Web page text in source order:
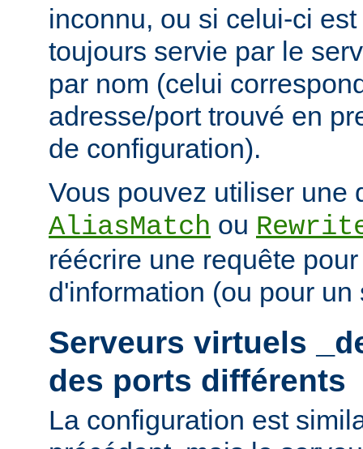
inconnu, ou si celui-ci
toujours servie par le
par nom (celui
adresse/port trouvé en
de configuration).
Vous pouvez utiliser une
AliasMatch ou
réécrire une requête
d'information (ou pour un
Serveurs virtuels
des ports différents
La configuration est